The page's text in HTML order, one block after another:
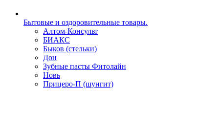
Бытовые и оздоровительные товары.
Алтом-Консульт
БИАКС
Быков (стельки)
Дон
Зубные пасты Фитолайн
Новь
Прицеро-П (шунгит)